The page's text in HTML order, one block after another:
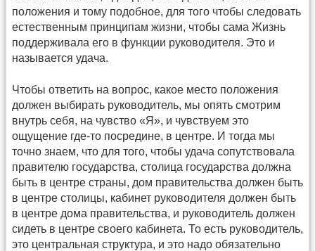
положения и тому подобное, для того чтобы следовать
естественным принципам жизни, чтобы сама Жизнь
поддерживала его в функции руководителя. Это и
называется удача.
Чтобы ответить на вопрос, какое место положения
должен выбирать руководитель, мы опять смотрим
внутрь себя, на чувство «Я», и чувствуем это
ощущение где-то посредине, в центре. И тогда мы
точно знаем, что для того, чтобы удача сопутствовала
правителю государства, столица государства должна
быть в центре страны, дом правительства должен быть
в центре столицы, кабинет руководителя должен быть
в центре дома правительства, и руководитель должен
сидеть в центре своего кабинета. То есть руководитель,
это центральная структура, и это надо обязательно